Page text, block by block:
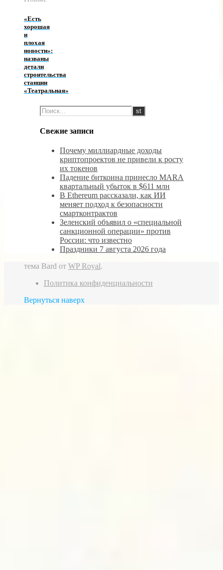
«Есть
хорошая
и
плохая
новости»:
названы
детали
строительства
станции
«Театральная»
Свежие записи
Почему миллиардные доходы
криптопроектов не привели к росту
их токенов
Падение биткоина принесло MARA
квартальный убыток в $611 млн
В Ethereum рассказали, как ИИ
меняет подход к безопасности
смартконтрактов
Зеленский объявил о «специальной
санкционной операции» против
России: что известно
Праздники 7 августа 2026 года
тема Bard от WP Royal.
Политика конфиденциальности
Вернуться наверх